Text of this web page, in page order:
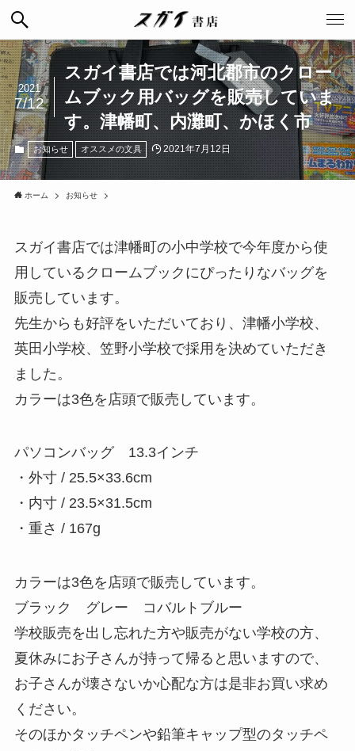
スガイ書店では河北郡市のクロー
ムブック用バッグを販売していま
す。津幡町、内灘町、かほく市
2021
7/12
お知らせ オススメの文具 2021年7月12日
ホーム お知らせ
スガイ書店では津幡町の小中学校で今年度から使
用しているクロームブックにぴったりなバッグを
販売しています。
先生からも好評をいただいており、津幡小学校、
英田小学校、笠野小学校で採用を決めていただき
ました。
カラーは3色を店頭で販売しています。
パソコンバッグ 13.3インチ
・外寸 / 25.5×33.6cm
・内寸 / 23.5×31.5cm
・重さ / 167g
カラーは3色を店頭で販売しています。
ブラック グレー コバルトブルー
学校販売を出し忘れた方や販売がない学校の方、
夏休みにお子さんが持って帰ると思いますので、
お子さんが壊さないか心配な方は是非お買い求め
ください。
そのほかタッチペンや鉛筆キャップ型のタッチペ